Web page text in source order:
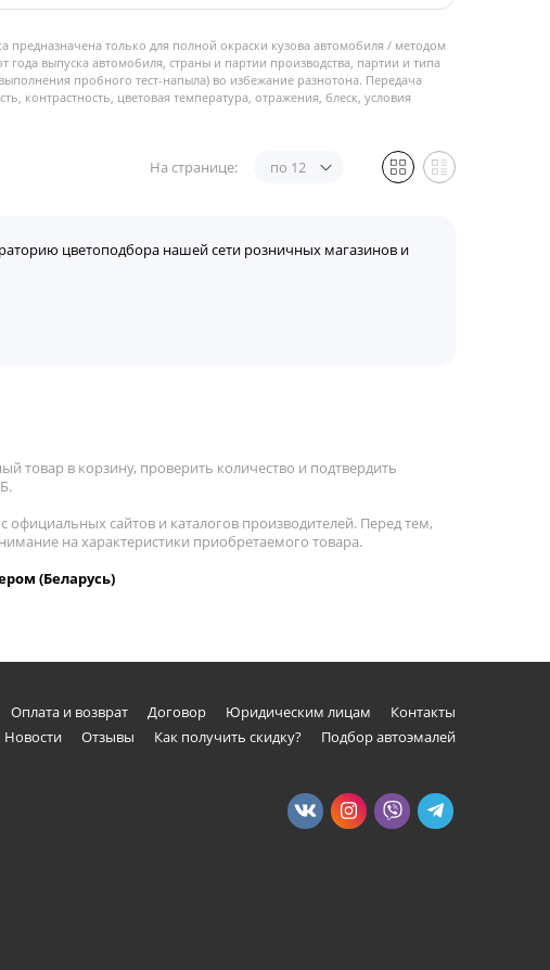
только для полной окраски кузова автомобиля / методом
года выпуска автомобиля, страны и партии производства, партии и типа
пробного тест-напыла) во избежание разнотона. Передача
контрастность, цветовая температура, отражения, блеск, условия
На странице: по 12
цветоподбора нашей сети розничных магазинов и
товар в корзину, проверить количество и подтвердить
сайтов и каталогов производителей. Перед тем,
на характеристики приобретаемого товара.
(Беларусь)
Оплата и возврат Договор Юридическим лицам
Контакты
Новости
Отзывы Как получить скидку? Подбор автоэмалей